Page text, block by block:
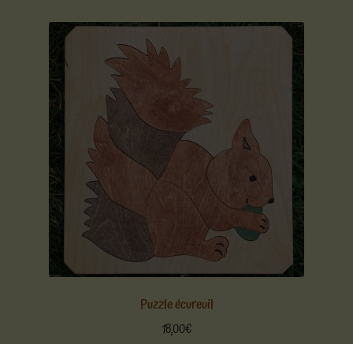
Puzzle écureuil
18,00€